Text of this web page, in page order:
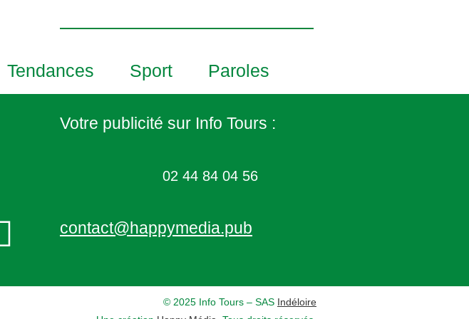
V
e
Tendances Sport Paroles
Votre publicité sur Info Tours :
02 44 84 04 56
contact@happymedia.pub
© 2025 Info Tours – SAS Indéloire